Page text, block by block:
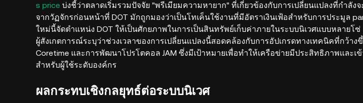
s price บ่งชี้ว่าตลาดเริ่มรวมปัจจัย "พรีเมียมความหายาก" ที่เกี่ยวข้องกับการเปลี่ยนแปลงที่กำลังจ
จากวัฏจักรก่อนหน้าที่ DOT มักถูกมองว่าเป็นโทเค็นใช้งานที่มีอัตราเงินเฟ้อสำหรับการประมูล
ใหม่นี้จัดตำแหน่ง DOT ให้เป็นศักยภาพในการเป็นสินทรัพย์เก็บค่าภายในระบบนิเวศแบบหลายโซ่
ผู้สังเกตการณ์ระบุว่าช่วงเวลาของการเปลี่ยนแปลงนี้สอดคล้องกับการอัปเกรดทางเทคนิคที่กว้าง
Coretime และการพัฒนาโปรโตคอล JAM ซึ่งมีเป้าหมายเพื่อทำให้เครือข่ายมีประสิทธิภาพและเ
สำหรับผู้ใช้ระดับองค์กร
ผลกระทบเชิงกลยุทธ์ต่อระบบนิเวศ